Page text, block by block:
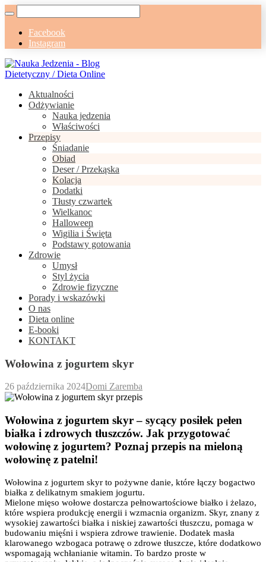
Facebook
Instagram
Aktualności
Odżywianie
Nauka jedzenia
Właściwości
Przepisy
Śniadanie
Obiad
Deser / Przekąska
Kolacja
Dodatki
Tłusty czwartek
Wielkanoc
Halloween
Wigilia i Święta
Podstawy gotowania
Zdrowie
Umysł
Styl życia
Zdrowie fizyczne
Porady i wskazówki
O nas
Dieta online
E-booki
KONTAKT
Wołowina z jogurtem skyr
26 października 2024Domi Zaremba
Wołowina z jogurtem skyr – sycący posiłek pełen
białka i zdrowych tłuszczów. Jak przygotować
wołowinę z jogurtem? Poznaj przepis na mieloną
wołowinę z patelni!
Wołowina z jogurtem skyr to pożywne danie, które łączy bogactwo
białka z delikatnym smakiem jogurtu.
Mielone mięso wołowe dostarcza pełnowartościowe białko i żelazo,
które wspiera produkcję energii i wzmacnia organizm. Skyr, znany z
wysokiej zawartości białka i niskiej zawartości tłuszczu, pomaga w
budowaniu mięśni i wspiera zdrowe trawienie. Dodatek masła
klarowanego wzbogaca potrawę o zdrowe tłuszcze, które dodatkowo
wspomagają wchłanianie witamin. To bardzo proste w